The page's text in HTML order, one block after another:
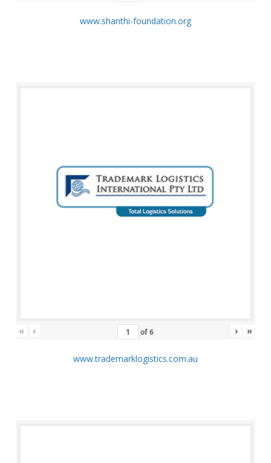
www.shanthi-foundation.org
« ‹ of6 › »
www.trademarklogistics.com.au